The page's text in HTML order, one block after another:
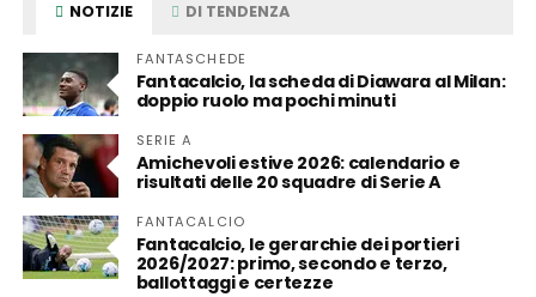
NOTIZIE DI TENDENZA
FANTASCHEDE
Fantacalcio, la scheda di Diawara al Milan:
doppio ruolo ma pochi minuti
SERIE A
Amichevoli estive 2026: calendario e
risultati delle 20 squadre di Serie A
FANTACALCIO
Fantacalcio, le gerarchie dei portieri
2026/2027: primo, secondo e terzo,
ballottaggi e certezze